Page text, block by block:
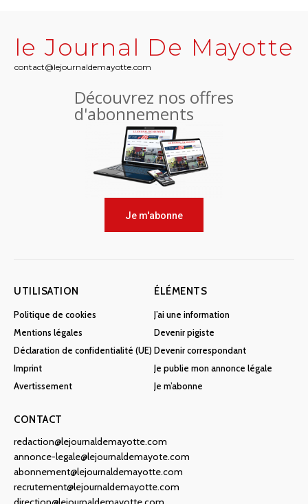
le Journal De Mayotte
contact@lejournaldemayotte.com
Découvrez nos offres
d'abonnements
Je m'abonne
UTILISATION
Politique de cookies
Mentions légales
Déclaration de confidentialité (UE)
Imprint
Avertissement
ÉLÉMENTS
J’ai une information
Devenir pigiste
Devenir correspondant
Je publie mon annonce légale
Je m’abonne
CONTACT
redaction@lejournaldemayotte.com
annonce-legale@lejournaldemayote.com
abonnement@lejournaldemayotte.com
recrutement@lejournaldemayotte.com